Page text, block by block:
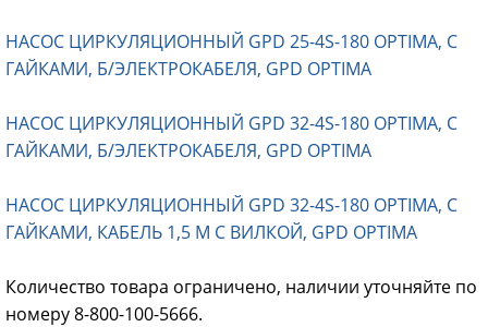
НАСОС ЦИРКУЛЯЦИОННЫЙ GPD 25-4S-180 OPTIMA, С
ГАЙКАМИ, Б/ЭЛЕКТРОКАБЕЛЯ, GPD OPTIMA
НАСОС ЦИРКУЛЯЦИОННЫЙ GPD 32-4S-180 OPTIMA, С
ГАЙКАМИ, Б/ЭЛЕКТРОКАБЕЛЯ, GPD OPTIMA
НАСОС ЦИРКУЛЯЦИОННЫЙ GPD 32-4S-180 OPTIMA, С
ГАЙКАМИ, КАБЕЛЬ 1,5 М С ВИЛКОЙ, GPD OPTIMA
Количество товара ограничено, наличии уточняйте по
номеру 8-800-100-5666.